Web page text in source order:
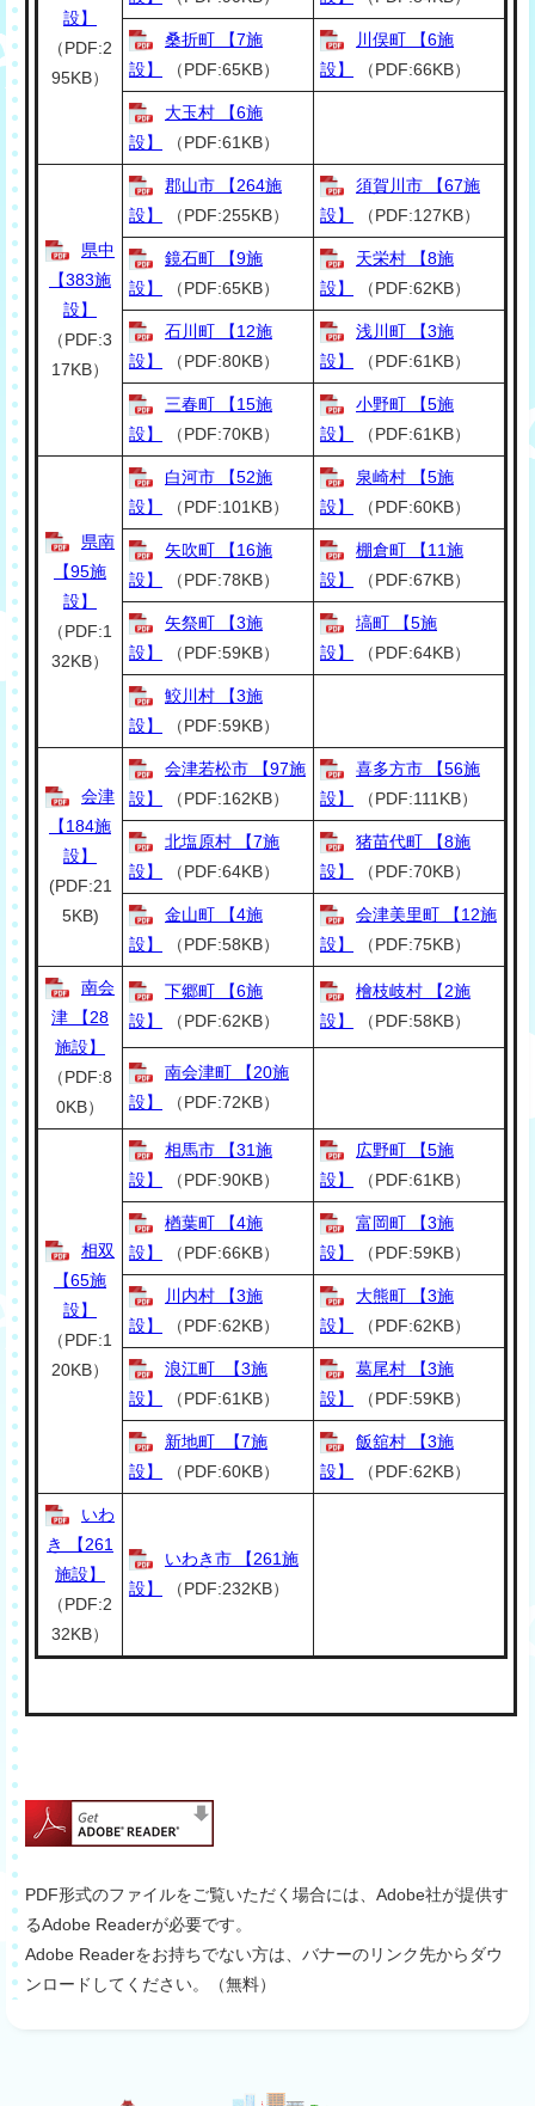
設】
（PDF:2
95KB）
桑折町 【7施
設】
（PDF:65KB）
川俣町 【6施
設】
（PDF:66KB）
大玉村 【6施
設】
（PDF:61KB）
県中
【383施
設】
（PDF:3
17KB）
郡山市 【264施
設】
（PDF:255KB）
須賀川市 【67施
設】
（PDF:127KB）
鏡石町 【9施
設】
（PDF:65KB）
天栄村 【8施
設】
（PDF:62KB）
石川町 【12施
設】
（PDF:80KB）
浅川町 【3施
設】
（PDF:61KB）
三春町 【15施
設】
（PDF:70KB）
小野町 【5施
設】
（PDF:61KB）
県南
【95施
設】
（PDF:1
32KB）
白河市 【52施
設】
（PDF:101KB）
泉崎村 【5施
設】
（PDF:60KB）
矢吹町 【16施
設】
（PDF:78KB）
棚倉町 【11施
設】
（PDF:67KB）
矢祭町 【3施
設】
（PDF:59KB）
塙町 【5施
設】
（PDF:64KB）
鮫川村 【3施
設】
（PDF:59KB）
会津
【184施
設】
(PDF:21
5KB)
会津若松市 【97施
設】
（PDF:162KB）
喜多方市 【56施
設】
（PDF:111KB）
北塩原村 【7施
設】
（PDF:64KB）
猪苗代町 【8施
設】
（PDF:70KB）
金山町 【4施
設】
（PDF:58KB）
会津美里町 【12施
設】
（PDF:75KB）
南会
津 【28
施設】
（PDF:8
0KB）
下郷町 【6施
設】
（PDF:62KB）
檜枝岐村 【2施
設】
（PDF:58KB）
南会津町 【20施
設】
（PDF:72KB）
相双
【65施
設】
（PDF:1
20KB）
相馬市 【31施
設】
（PDF:90KB）
広野町 【5施
設】
（PDF:61KB）
楢葉町 【4施
設】
（PDF:66KB）
富岡町 【3施
設】
（PDF:59KB）
川内村 【3施
設】
（PDF:62KB）
大熊町 【3施
設】
（PDF:62KB）
浪江町 【3施
設】
（PDF:61KB）
葛尾村 【3施
設】
（PDF:59KB）
新地町 【7施
設】
（PDF:60KB）
飯舘村 【3施
設】
（PDF:62KB）
いわ
き 【261
施設】
（PDF:2
32KB）
いわき市 【261施
設】
（PDF:232KB）
PDF形式のファイルをご覧いただく場合には、Adobe社が提供す
るAdobe Readerが必要です。
Adobe Readerをお持ちでない方は、バナーのリンク先からダウ
ンロードしてください。（無料）